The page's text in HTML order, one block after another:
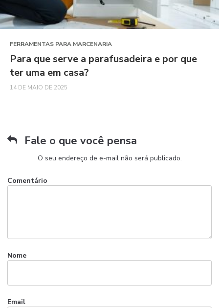
FERRAMENTAS PARA MARCENARIA
Para que serve a parafusadeira e por que
ter uma em casa?
14 DE MAIO DE 2025
Fale o que você pensa
O seu endereço de e-mail não será publicado.
Nome
Email
Comentário